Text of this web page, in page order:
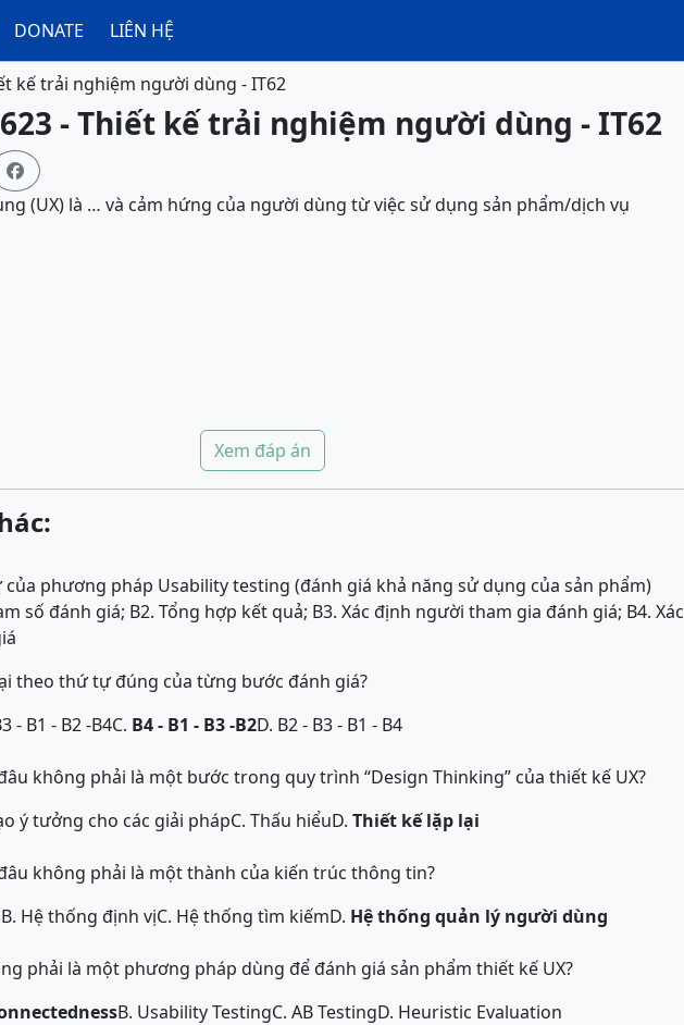
DONATE LIÊN HỆ
kế trải nghiệm người dùng - IT62
- Thiết kế trải nghiệm người dùng - IT62

(UX) là … và cảm hứng của người dùng từ việc sử dụng sản phẩm/dịch vụ
Xem đáp án
phương pháp Usability testing (đánh giá khả năng sử dụng của sản phẩm)
số đánh giá; B2. Tổng hợp kết quả; B3. Xác định người tham gia đánh giá; B4. Xác
theo thứ tự đúng của từng bước đánh giá?
- B1 - B2 -B4C. B4 - B1 - B3 -B2D. B2 - B3 - B1 - B4
không phải là một bước trong quy trình “Design Thinking” của thiết kế UX?
ý tưởng cho các giải phápC. Thấu hiểuD. Thiết kế lặp lại
không phải là một thành của kiến trúc thông tin?
B. Hệ thống định vịC. Hệ thống tìm kiếmD. Hệ thống quản lý người dùng
phải là một phương pháp dùng để đánh giá sản phẩm thiết kế UX?
B. Usability TestingC. AB TestingD. Heuristic Evaluation